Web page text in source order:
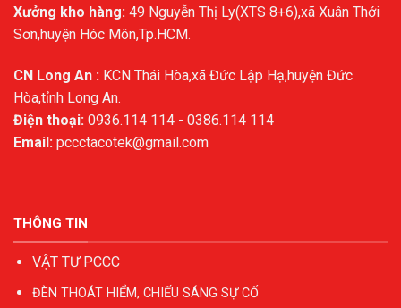
Xưởng kho hàng: 49 Nguyễn Thị Ly(XTS 8+6),xã Xuân Thới
Sơn,huyện Hóc Môn,Tp.HCM.
CN Long An : KCN Thái Hòa,xã Đức Lập Hạ,huyện Đức
Hòa,tỉnh Long An.
Điện thoại: 0936.114 114 - 0386.114 114
Email: pccctacotek@gmail.com
THÔNG TIN
VẬT TƯ PCCC
ĐÈN THOÁT HIỂM, CHIẾU SÁNG SỰ CỐ